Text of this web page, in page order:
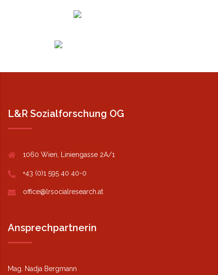
L&R Sozialforschung OG
1060 Wien, Liniengasse 2A/1
+43 (0)1 595 40 40-0
office@lrsocialresearch.at
Ansprechpartnerin
Mag. Nadja Bergmann